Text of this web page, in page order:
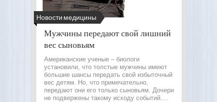
Новости медицины
Мужчины передают свой лишний
вес сыновьям
Американские ученые – биологи
установили, что толстые мужчины имеют
большие шансы передать свой избыточный
вес детям. Но, что примечательно,
передают они его только сыновьям. Дочери
не подвержены такому исходу событий....